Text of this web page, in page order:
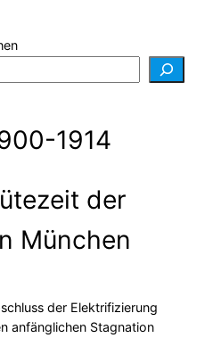
1914
der
München
der Elektrifizierung
anfänglichen Stagnation